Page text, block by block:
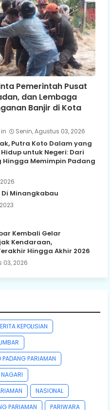
Pemerintah Pusat
dan Lembaga
Banjir di Kota
Senin, Agustus 03, 2026
Putra Koto Dalam yang
untuk Negeri: Dari
Hingga Memimpin Padang
Minangkabau
Kembali Gelar
Kendaraan,
Hingga Akhir 2026
03, 2026
KEPOLISIAN
PADANG PARIAMAN
NASIONAL
PARIAMAN PARIWARA